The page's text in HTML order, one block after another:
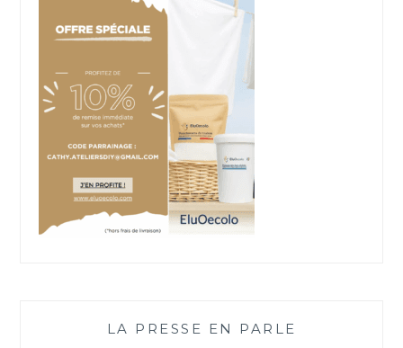
LA PRESSE EN PARLE